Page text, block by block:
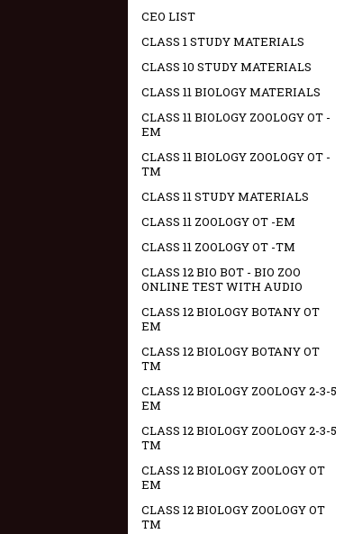
CEO LIST
CLASS 1 STUDY MATERIALS
CLASS 10 STUDY MATERIALS
CLASS 11 BIOLOGY MATERIALS
CLASS 11 BIOLOGY ZOOLOGY OT -
EM
CLASS 11 BIOLOGY ZOOLOGY OT -
TM
CLASS 11 STUDY MATERIALS
CLASS 11 ZOOLOGY OT -EM
CLASS 11 ZOOLOGY OT -TM
CLASS 12 BIO BOT - BIO ZOO
ONLINE TEST WITH AUDIO
CLASS 12 BIOLOGY BOTANY OT
EM
CLASS 12 BIOLOGY BOTANY OT
TM
CLASS 12 BIOLOGY ZOOLOGY 2-3-5
EM
CLASS 12 BIOLOGY ZOOLOGY 2-3-5
TM
CLASS 12 BIOLOGY ZOOLOGY OT
EM
CLASS 12 BIOLOGY ZOOLOGY OT
TM